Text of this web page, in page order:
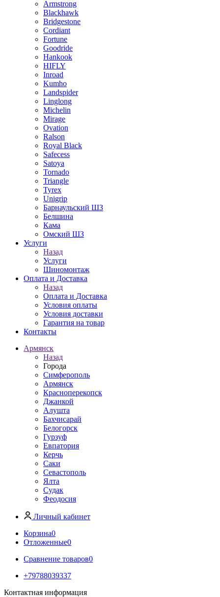
Armstrong
Blackhawk
Bridgestone
Cordiant
Fortune
Goodride
Hankook
HIFLY
Inroad
Kumho
Landspider
Linglong
Michelin
Mirage
Ovation
Ralson
Royal Black
Safecess
Satoya
Tornado
Triangle
Tyrex
Unigrip
Барнаульский ШЗ
Белшина
Кама
Омский ШЗ
Услуги
Назад
Услуги
Шиномонтаж
Оплата и Доставка
Назад
Оплата и Доставка
Условия оплаты
Условия доставки
Гарантия на товар
Контакты
Армянск
Назад
Города
Симферополь
Армянск
Красноперекопск
Джанкой
Алушта
Бахчисарай
Белогорск
Гурзуф
Евпатория
Керчь
Саки
Севастополь
Ялта
Судак
Феодосия
Личный кабинет
Корзина0
Отложенные0
Сравнение товаров0
+79788039337
Контактная информация